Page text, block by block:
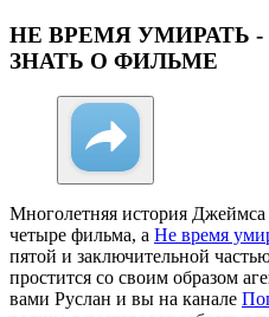
НЕ ВРЕМЯ УМИРАТЬ
ЗНАТЬ О ФИЛЬМЕ
Многолетняя история Джеймса
четыре фильма, а Не время
пятой и заключительной
простится со своим образом
вами Руслан и вы на канале